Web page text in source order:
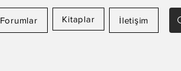
Forumlar Kitaplar İletişim